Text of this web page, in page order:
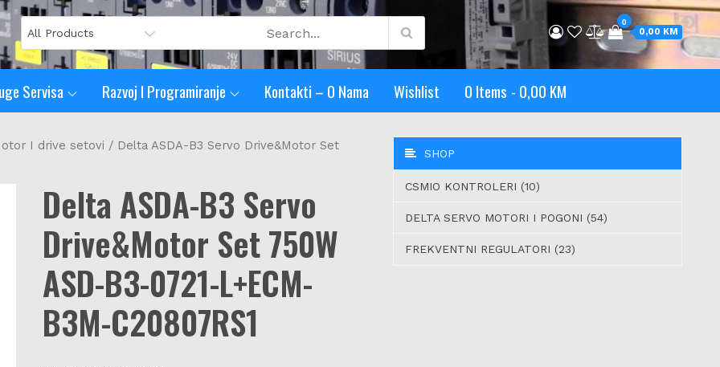
0
0,00 KM
Servisa Razvoj I Programiranje Kontakti – O Nama Wishlist 0 Items 0,00 KM
I drive setovi / Delta ASDA-B3 Servo Drive&Motor Set
Delta ASDA-B3 Servo
Drive&Motor Set 750W
ASD-B3-0721-L+ECM-
B3M-C20807RS1
SHOP
CSMIO KONTROLERI (10)
DELTA SERVO MOTORI I POGONI (54)
FREKVENTNI REGULATORI (23)